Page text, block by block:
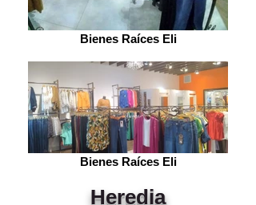
Bienes Raíces Eli
Bienes Raíces Eli
Heredia